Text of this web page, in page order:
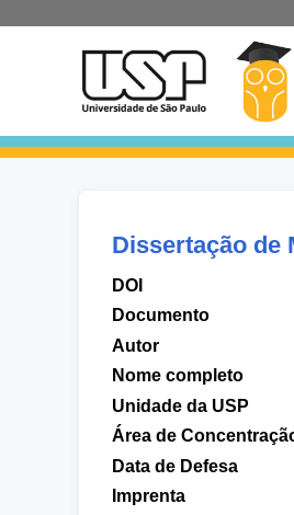
Dissertação de
DOI
Documento
Autor
Nome completo
Unidade da USP
Área de
Data de Defesa
Imprenta